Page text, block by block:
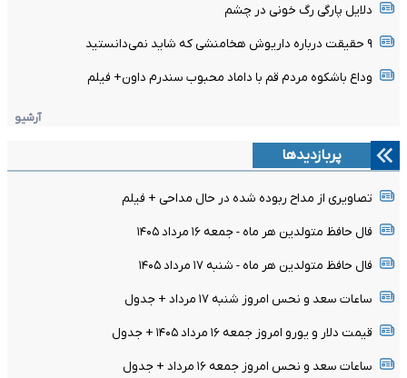
دلایل پارگی رگ خونی در چشم
۹ حقیقت درباره داریوش هخامنشی که شاید نمی‌دانستید
وداع باشکوه مردم قم با داماد محبوب سندرم داون+ فیلم
آرشیو
پربازدیدها
تصاویری از مداح ربوده شده در حال مداحی + فیلم
فال حافظ متولدین هر ماه - جمعه ۱۶ مرداد ۱۴۰۵
فال حافظ متولدین هر ماه - شنبه ۱۷ مرداد ۱۴۰۵
ساعات سعد و نحس امروز شنبه ۱۷ مرداد + جدول
قیمت دلار و یورو امروز جمعه ۱۶ مرداد ۱۴۰۵ + جدول
ساعات سعد و نحس امروز جمعه ۱۶ مرداد + جدول